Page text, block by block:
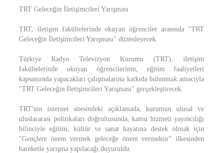
TRT Geleceğin İletişimcileri Yarışması
TRT, iletişim fakültelerinde okuyan öğrenciler arasında "TRT
Geleceğin İletişimcileri Yarışması" düzenleyecek.
Türkiye Radyo Televizyon Kurumu (TRT), iletişim
fakültelerinde okuyan öğrencilerinin, eğitim faaliyetleri
kapsamında yapacakları çalışmalarına katkıda bulunmak amacıyla
"TRT Geleceğin İletişimcileri Yarışması" gerçekleştirecek.
TRT'nin internet sitesindeki açıklamada, kurumun ulusal ve
uluslararası politikaları doğrultusunda, kamu hizmeti yayıncılığı
bilinciyle eğitim, kültür ve sanat hayatına destek olmak için
"Gençlere önem vermek geleceğe önem vermektir" ilkesinden
hareketle yarışma yapılacağı duyuruldu.